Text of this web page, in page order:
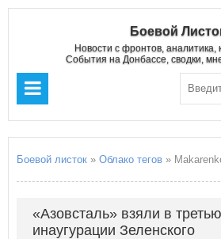
Боевой
Новости с фронтов, аналитика,
События на Донбассе, сводки,
Боевой листок » Облако тегов »
«Азовсталь» взяли в
инаугурации Зеленского